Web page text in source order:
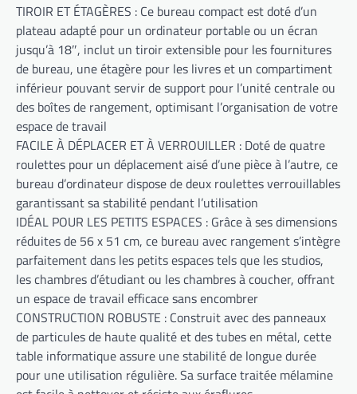
TIROIR ET ÉTAGÈRES : Ce bureau compact est doté d’un
plateau adapté pour un ordinateur portable ou un écran
jusqu’à 18″, inclut un tiroir extensible pour les fournitures
de bureau, une étagère pour les livres et un compartiment
inférieur pouvant servir de support pour l’unité centrale ou
des boîtes de rangement, optimisant l’organisation de votre
espace de travail
FACILE À DÉPLACER ET À VERROUILLER : Doté de quatre
roulettes pour un déplacement aisé d’une pièce à l’autre, ce
bureau d’ordinateur dispose de deux roulettes verrouillables
garantissant sa stabilité pendant l’utilisation
IDÉAL POUR LES PETITS ESPACES : Grâce à ses dimensions
réduites de 56 x 51 cm, ce bureau avec rangement s’intègre
parfaitement dans les petits espaces tels que les studios,
les chambres d’étudiant ou les chambres à coucher, offrant
un espace de travail efficace sans encombrer
CONSTRUCTION ROBUSTE : Construit avec des panneaux
de particules de haute qualité et des tubes en métal, cette
table informatique assure une stabilité de longue durée
pour une utilisation régulière. Sa surface traitée mélamine